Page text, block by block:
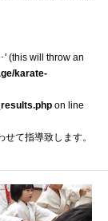
' (this will throw an
karate-
on line
て指導致します。